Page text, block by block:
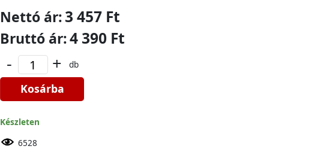
Nettó ár:3 457 Ft
Bruttó ár:4 390 Ft
- + db
Kosárba
Készleten
6528